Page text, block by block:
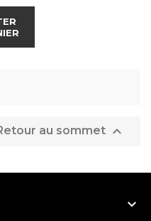
au sommet 
